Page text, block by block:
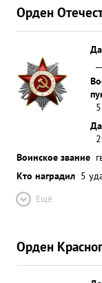
Орден
Воинское звание
Кто наградил 5
Ещё
Орден